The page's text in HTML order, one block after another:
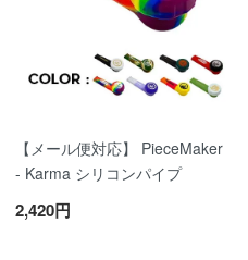
【メール便対応】 PieceMaker
- Karma シリコンパイプ
2,420円